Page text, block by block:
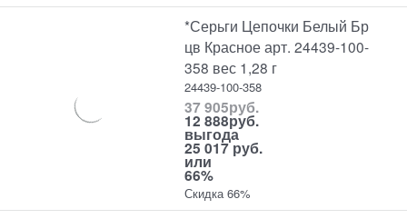
*Серьги Цепочки Белый Бр
цв Красное арт. 24439-100-
358 вес 1,28 г
24439-100-358
37 905руб.
12 888руб.
выгода
25 017 руб.
или
66%
Скидка 66%